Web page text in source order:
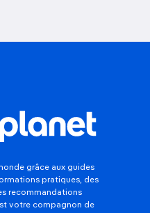
grâce aux guides
pratiques, des
recommandations
votre compagnon de